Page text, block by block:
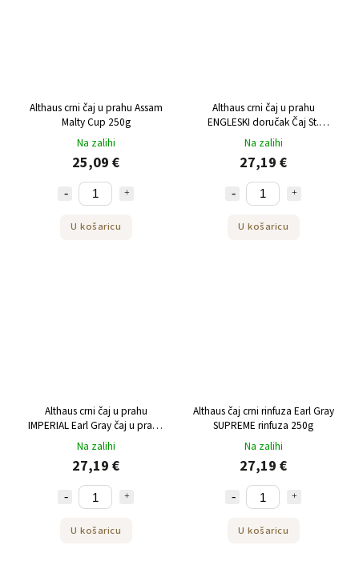
Althaus crni čaj u prahu Assam
Malty Cup 250g
Na zalihi
25,09 €
U košaricu
Althaus crni čaj u prahu
ENGLESKI doručak Čaj St.
Andrews u prahu 250 g
Na zalihi
27,19 €
U košaricu
Althaus crni čaj u prahu
IMPERIAL Earl Gray čaj u prahu
225 g
Na zalihi
27,19 €
U košaricu
Althaus čaj crni rinfuza Earl Gray
SUPREME rinfuza 250g
Na zalihi
27,19 €
U košaricu